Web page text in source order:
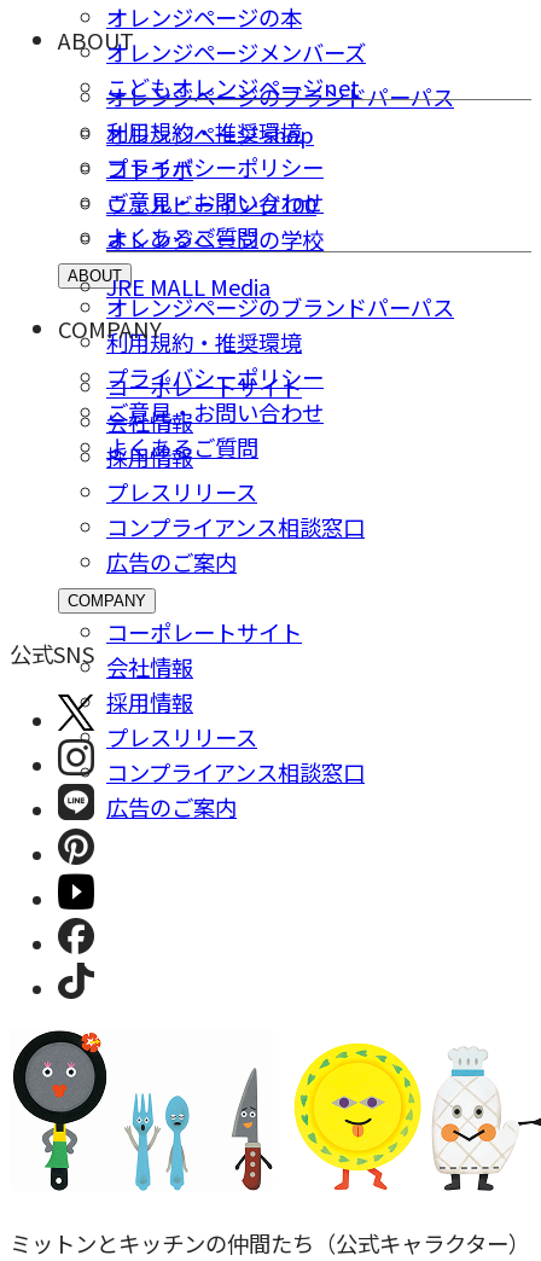
オレンジページの本
オレンジページメンバーズ
こどもオレンジページnet
オレンジページ shop
コトラボ
ウェルビーイング100
オレンジページの学校
JRE MALL Media
ABOUT
オレンジページのブランドパーパス
利用規約・推奨環境
プライバシーポリシー
ご意⾒・お問い合わせ
よくあるご質問
ABOUT
オレンジページのブランドパーパス
利用規約・推奨環境
プライバシーポリシー
ご意⾒・お問い合わせ
よくあるご質問
COMPANY
コーポレートサイト
会社情報
採⽤情報
プレスリリース
コンプライアンス相談窓⼝
広告のご案内
COMPANY
コーポレートサイト
会社情報
採⽤情報
プレスリリース
コンプライアンス相談窓⼝
広告のご案内
公式SNS
ミットンとキッチンの仲間たち（公式キャラクター）